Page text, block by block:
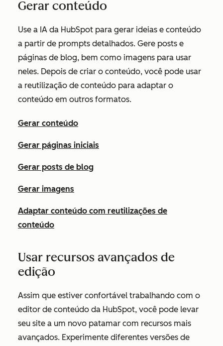
Gerar conteúdo
Use a IA da HubSpot para gerar ideias e conteúdo
a partir de prompts detalhados. Gere posts e
páginas de blog, bem como imagens para usar
neles. Depois de criar o conteúdo, você pode usar
a reutilização de conteúdo para adaptar o
conteúdo em outros formatos.
Gerar conteúdo
Gerar páginas iniciais
Gerar posts de blog
Gerar imagens
Adaptar conteúdo com reutilizações de
conteúdo
Usar recursos avançados de
edição
Assim que estiver confortável trabalhando com o
editor de conteúdo da HubSpot, você pode levar
seu site a um novo patamar com recursos mais
avançados. Experimente diferentes versões de